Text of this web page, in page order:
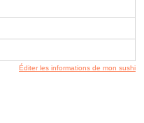
Éditer les informations de mon sushi